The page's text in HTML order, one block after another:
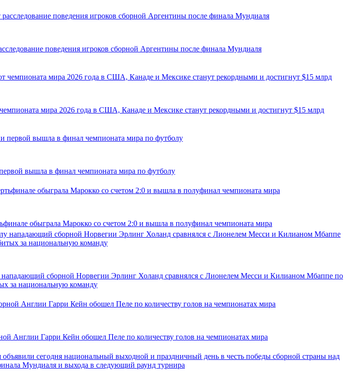
поведения игроков сборной Аргентины после финала Мундиаля
мира 2026 года в США, Канаде и Мексике станут рекордными и достигнут $15 млрд
вышла в финал чемпионата мира по футболу
обыграла Марокко со счетом 2:0 и вышла в полуфинал чемпионата мира
сборной Норвегии Эрлинг Холанд сравнялся с Лионелем Месси и Килианом Мбаппе по
за национальную команду
Англии Гарри Кейн обошел Пеле по количеству голов на чемпионатах мира